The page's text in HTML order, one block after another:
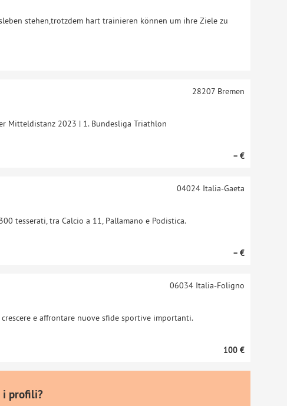
stehen,trotzdem hart trainieren können um ihre Ziele zu
Mitteldistanz 2023 | 1. Bundesliga Triathlon
28207Bremen
– €
tesserati, tra Calcio a 11, Pallamano e Podistica.
04024Italia-Gaeta
– €
e affrontare nuove sfide sportive importanti.
06034Italia-Foligno
100 €
i profili?